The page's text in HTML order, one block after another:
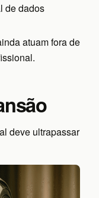
de dados
atuam fora de
deve ultrapassar